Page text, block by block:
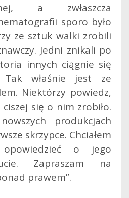
a zwłaszcza
sporo było
ze sztuk walki zrobili
Jedni znikali po
innych ciągnie się
właśnie jest ze
Niektórzy powiedz,
się o nim zrobiło.
produkcjach
skrzypce. Chciałem
o jego
Zapraszam na
prawem”.